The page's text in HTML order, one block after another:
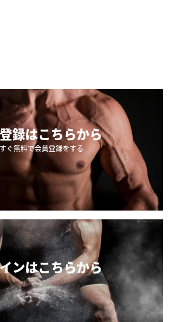
録はこちらから
ぐ無料で会員登録をする
ンはこちらから